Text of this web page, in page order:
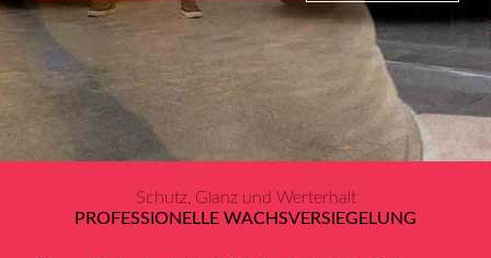
Schutz, Glanz und Werterhalt
PROFESSIONELLE WACHSVERSIEGELUNG